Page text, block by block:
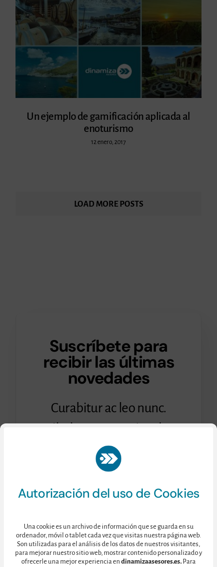
Autorización del uso de Cookies
Una cookie es un archivo de información que se guarda en su
ordenador, móvil o tablet cada vez que visitas nuestra página web.
Son utilizadas para el análisis de los datos de nuestros visitantes,
para mejorar nuestro sitio web, mostrar contenido personalizado y
ofrecerle una mejor experiencia en dinamizaasesores.es. Para
Un ejemplo de gamificación aplicada al
enoturismo
12 enero, 2017
LOAD MORE POSTS
Suscríbete para
recibir las últimas
novedades
Curabitur ac leo nunc.
Vestibulum et mauris vel ante
finibus maximus.